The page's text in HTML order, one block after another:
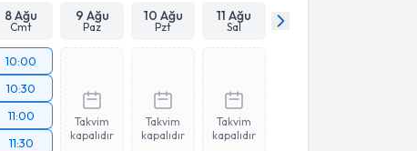
8 Ağu
Cmt
9 Ağu
Paz
10 Ağu
Pzt
11 Ağu
Sal
10:00
10:30
11:00
11:30
Takvim
kapalıdır
Takvim
kapalıdır
Takvim
kapalıdır